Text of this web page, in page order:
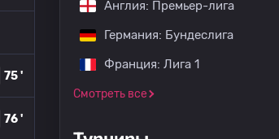
75 '
76 '
Англия: Премьер-лига
Германия: Бундеслига
Франция: Лига 1
Смотреть все